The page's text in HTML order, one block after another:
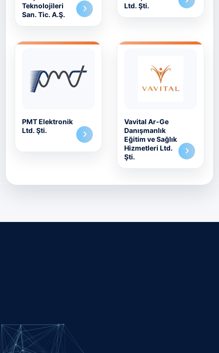
Teknolojileri
San. Tic. A.Ş.
Ltd. Şti.
PMT Elektronik
Ltd. Şti.
Vavital Ar-Ge
Danışmanlık
Eğitim ve Sağlık
Hizmetleri Ltd.
Şti.